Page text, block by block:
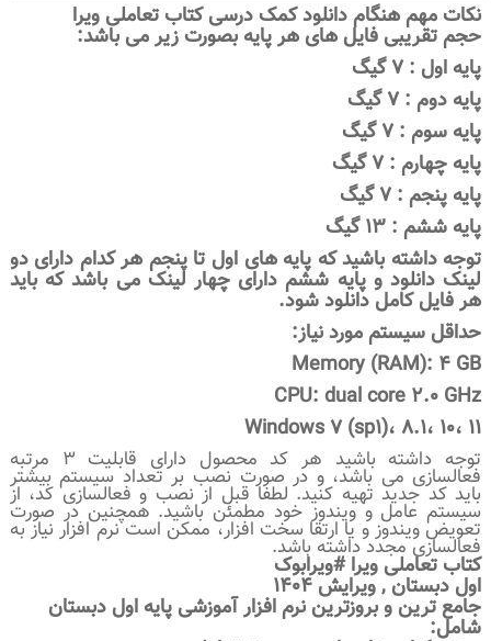
نکات مهم هنگام دانلود کمک درسی کتاب تعاملی ویرا
حجم تقریبی فایل های هر پایه بصورت زیر می باشد:
پایه اول : 7 گیگ
پایه دوم : 7 گیگ
پایه سوم : 7 گیگ
پایه چهارم : 7 گیگ
پایه پنجم : 7 گیگ
پایه ششم : 13 گیگ
توجه داشته باشید که پایه های اول تا پنجم هر کدام دارای دو
لینک دانلود و پایه ششم دارای چهار لینک می باشد که باید
هر فایل کامل دانلود شود.
حداقل سیستم مورد نیاز:
Memory (RAM): 4 GB
CPU: dual core 2.0 GHz
Windows 7 (sp1)، 8.1، 10، 11
توجه داشته باشید هر کد محصول دارای قابلیت 3 مرتبه
فعالسازی می باشد، و در صورت نصب بر تعداد سیستم بیشتر
باید کد جدید تهیه کنید. لطفا قبل از نصب و فعالسازی کد، از
سیستم عامل و ویندوز خود مطمئن باشید. همچنین در صورت
تعویض ویندوز و یا ارتقا سخت افزار، ممکن است نرم افزار نیاز به
فعالسازی مجدد داشته باشد.
کتاب تعاملی ویرا #ویرابوک
اول دبستان , ویرایش 1404
جامع ترین و بروزترین نرم افزار آموزشی پایه اول دبستان
شامل: